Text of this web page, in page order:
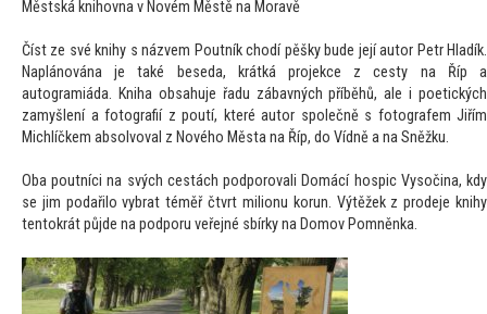
Městská knihovna v Novém Městě na Moravě
Číst ze své knihy s názvem Poutník chodí pěšky bude její autor Petr Hladík.
Naplánována je také beseda, krátká projekce z cesty na Říp a
autogramiáda. Kniha obsahuje řadu zábavných příběhů, ale i poetických
zamyšlení a fotografií z poutí, které autor společně s fotografem Jiřím
Michlíčkem absolvoval z Nového Města na Říp, do Vídně a na Sněžku.
Oba poutníci na svých cestách podporovali Domácí hospic Vysočina, kdy
se jim podařilo vybrat téměř čtvrt milionu korun. Výtěžek z prodeje knihy
tentokrát půjde na podporu veřejné sbírky na Domov Pomněnka.